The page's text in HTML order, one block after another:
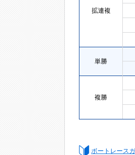
拡連複
単勝
複勝
ボートレース